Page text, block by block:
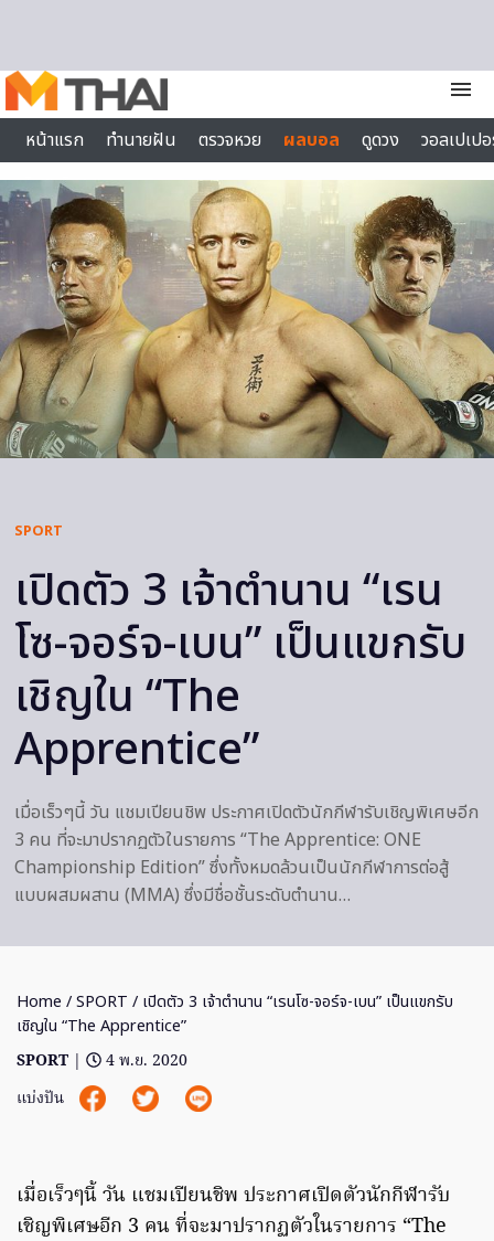
menu
หน้าแรก
ทำนายฝัน ตรวจหวย ผลบอล ดูดวง
วอลเปเป
ไลฟ์สไตล์
SPORT
เปิดตัว 3 เจ้าตำนาน “เรน
โซ-จอร์จ-เบน” เป็นแขกรับ
เชิญใน “The
Apprentice”
เมื่อเร็วๆนี้ วัน แชมเปียนชิพ ประกาศเปิดตัวนักกีฬารับเชิญพิเศษอีก
3 คน ที่จะมาปรากฏตัวในรายการ “The Apprentice: ONE
Championship Edition” ซึ่งทั้งหมดล้วนเป็นนักกีฬาการต่อสู้
แบบผสมผสาน (MMA) ซึ่งมีชื่อชั้นระดับตำนาน…
Home /SPORT / เปิดตัว 3 เจ้าตำนาน “เรนโซ-จอร์จ-เบน” เป็นแขกรับ
เชิญใน “The Apprentice”
SPORT |
4 พ.ย. 2020
แบ่งปัน
เมื่อเร็วๆนี้ วัน แชมเปียนชิพ ประกาศเปิดตัวนักกีฬารับ
เชิญพิเศษอีก 3 คน ที่จะมาปรากฏตัวในรายการ “The